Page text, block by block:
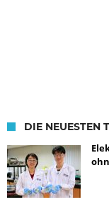
DIE NEUESTEN